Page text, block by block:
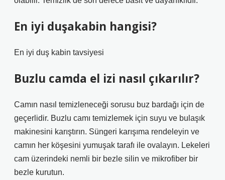
En iyi duşakabin hangisi?
En iyi duş kabin tavsiyesi
Buzlu camda el izi nasıl çıkarılır?
Camın nasıl temizleneceği sorusu buz bardağı için de
geçerlidir. Buzlu camı temizlemek için suyu ve bulaşık
makinesini karıştırın. Süngeri karışıma rendeleyin ve
camın her köşesini yumuşak tarafı ile ovalayın. Lekeleri
cam üzerindeki nemli bir bezle silin ve mikrofiber bir
bezle kurutun.